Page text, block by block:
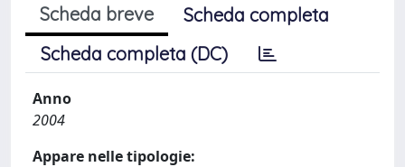
Scheda breve
Scheda completa
Scheda completa (DC)
Anno
2004
Appare nelle tipologie: